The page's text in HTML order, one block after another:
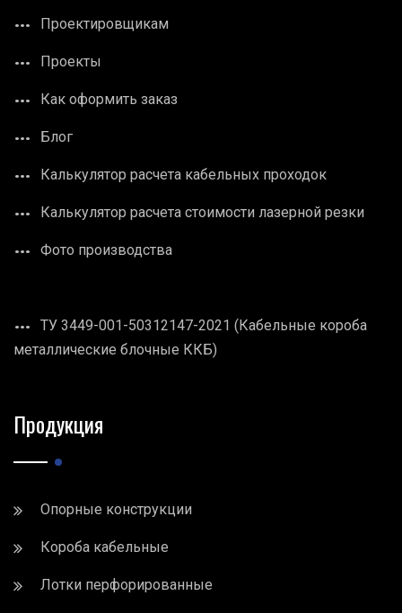
Проектировщикам
Проекты
Как оформить заказ
Блог
Калькулятор расчета кабельных проходок
Калькулятор расчета стоимости лазерной резки
Фото производства
ТУ 3449-001-50312147-2021 (Кабельные короба
металлические блочные ККБ)
Продукция
Опорные конструкции
Короба кабельные
Лотки перфорированные